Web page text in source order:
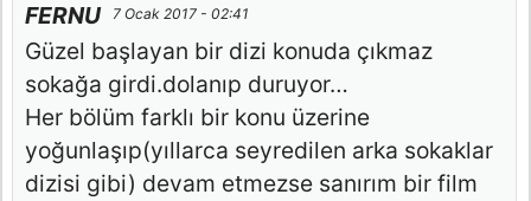
FERNU 7 Ocak 2017 - 02:41
Güzel başlayan bir dizi konuda çıkmaz
sokağa girdi.dolanıp duruyor…
Her bölüm farklı bir konu üzerine
yoğunlaşıp(yıllarca seyredilen arka sokaklar
dizisi gibi) devam etmezse sanırım bir film